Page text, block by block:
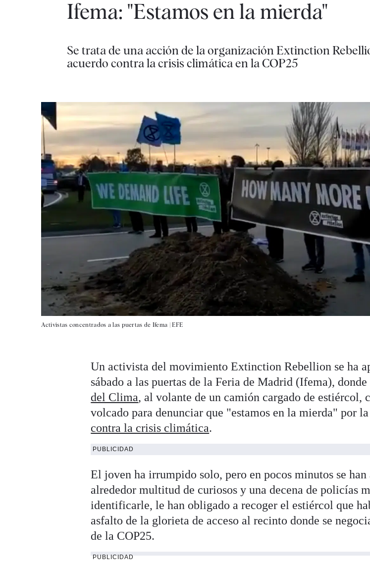
Ifema: "Estamos en la mierda"
Se trata de una acción de la organización Extinction
acuerdo contra la crisis climática en la COP25
Activistas concentrados a las puertas de Ifema |EFE
Un activista del movimiento Extinction Rebellion se ha
sábado a las puertas de la Feria de Madrid (Ifema), donde
del Clima, al volante de un camión cargado de estiércol,
volcado para denunciar que "estamos en la mierda" por
contra la crisis climática.
PUBLICIDAD
El joven ha irrumpido solo, pero en pocos minutos se han
alrededor multitud de curiosos y una decena de policías
identificarle, le han obligado a recoger el estiércol que
asfalto de la glorieta de acceso al recinto donde se
de la COP25.
PUBLICIDAD